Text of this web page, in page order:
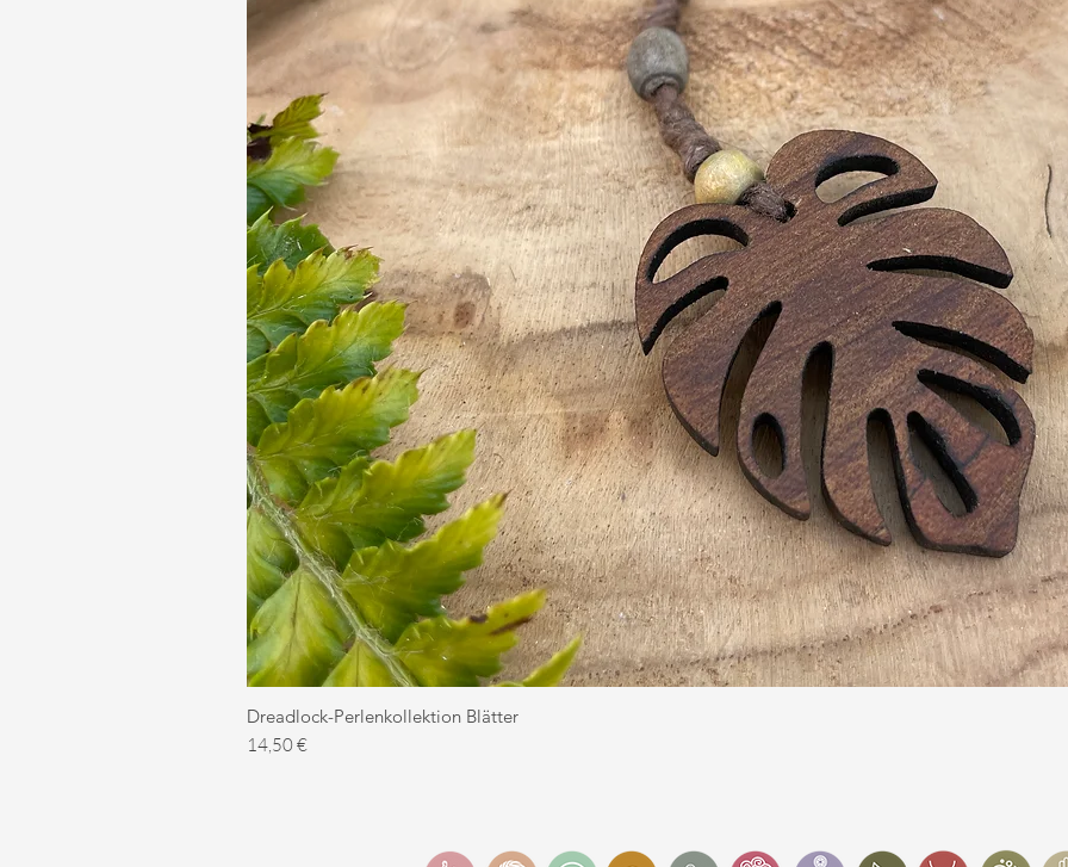
Dreadlock-Perlenkollektion Blätter
Preis
14,50 €